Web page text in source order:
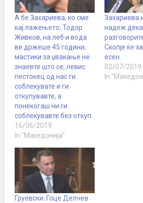
А бе Захариева, ко сме
кај лажењето, Тодор
Живков, на леб и вода
ве држеше 45 години,
мастики за џвакање не
знаевте што се, левис
пестокец од нас ги
соблекувате и ги
откупувавте, а
понекогаш ни ги
соблекувавте без откуп.
16/06/2019
In "Македонија"
Захариева
надеж дека
Скопје ќе
есен
02/07/2019
In
Груевски: Гоце Делчев